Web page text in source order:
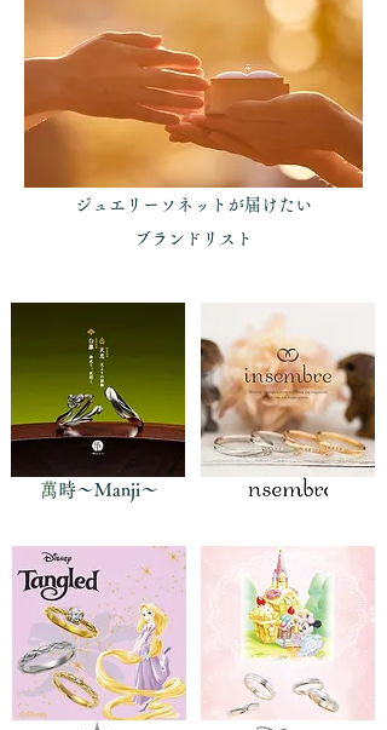
ジュエリーソネットが届けたい
​ブランドリスト
​萬時〜Manji〜